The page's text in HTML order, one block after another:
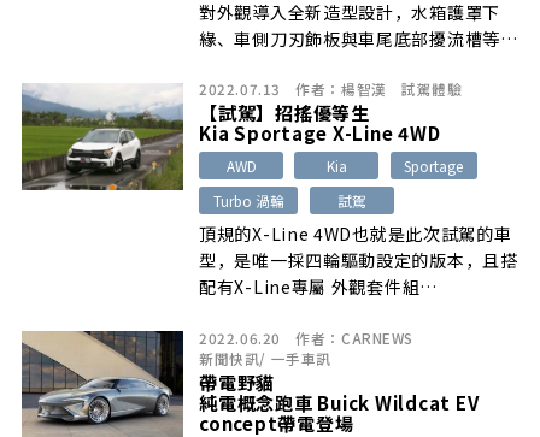
對外觀導入全新造型設計，水箱護罩下
緣、車側刀刃飾板與車尾底部擾流槽等…
2022.07.13 作者： 楊智漢 試駕體驗
【試駕】招搖優等生
Kia Sportage X-Line 4WD
AWD Kia
Sportage
Turbo 渦輪
試駕
頂規的X-Line 4WD也就是此次試駕的車
型，是唯一採四輪驅動設定的版本，且搭
配有X-Line專屬 外觀套件組…
2022.06.20 作者： CARNEWS
新聞快訊/ 一手車訊
帶電野貓
純電概念跑車 Buick Wildcat EV
concept帶電登場